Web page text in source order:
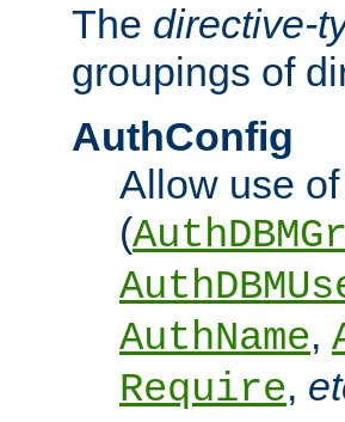
The directive-
groupings of
AuthConfig
Allow use
(
AuthName,
Require,